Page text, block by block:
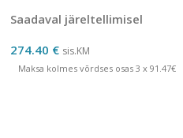
Saadaval järeltellimisel
274.40 € sis.KM
Maksa kolmes võrdses osas 3 x 91.47€